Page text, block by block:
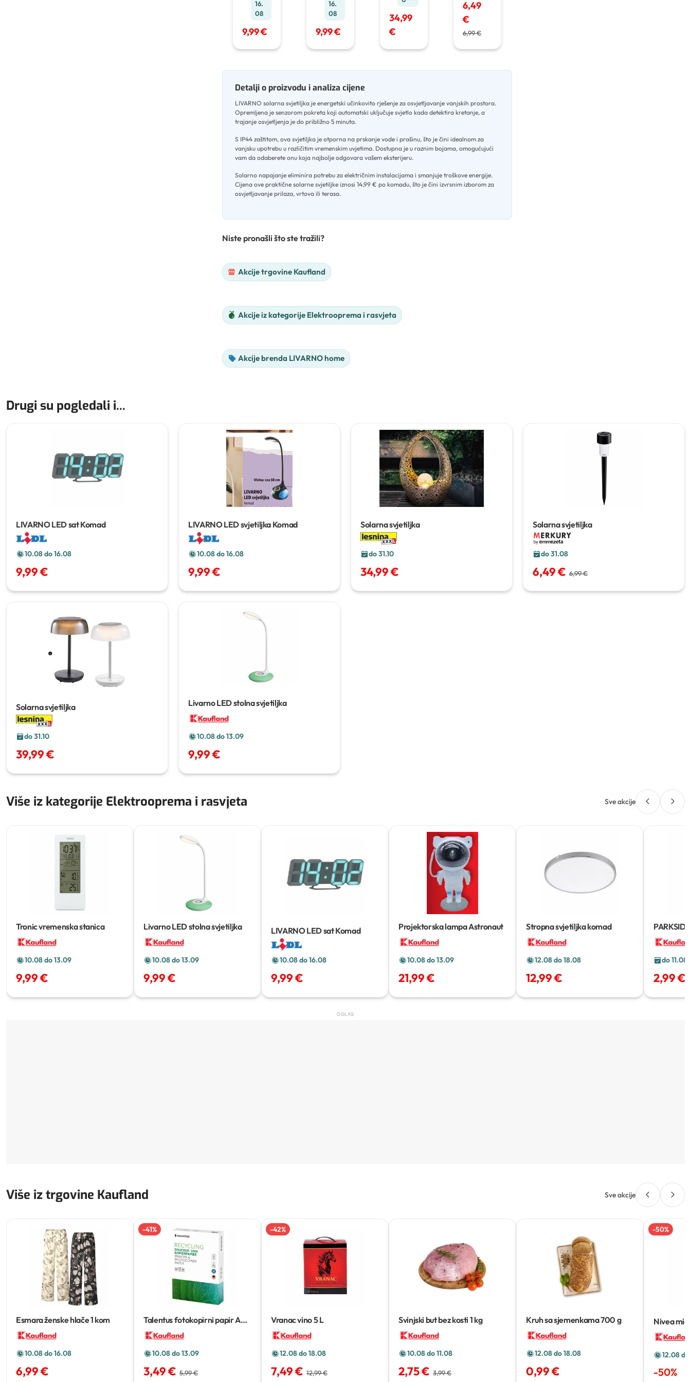
16.
08
9,99 €
16.
08
9,99 €
34,99
€
6,49
€
6,99 €
Detalji o proizvodu i analiza cijene
LIVARNO solarna svjetiljka je energetski učinkovito rješenje za osvjetljavanje vanjskih prostora.
Opremljena je senzorom pokreta koji automatski uključuje svjetlo kada detektira kretanje, a
trajanje osvjetljenja je do približno 5 minuta.
S IP44 zaštitom, ova svjetiljka je otporna na prskanje vode i prašinu, što je čini idealnom za
vanjsku upotrebu u različitim vremenskim uvjetima. Dostupna je u raznim bojama, omogućujući
vam da odaberete onu koja najbolje odgovara vašem eksterijeru.
Solarno napajanje eliminira potrebu za električnim instalacijama i smanjuje troškove energije.
Cijena ove praktične solarne svjetiljke iznosi 14,99 € po komadu, što je čini izvrsnim izborom za
osvjetljavanje prilaza, vrtova ili terasa.
Niste pronašli što ste tražili?
Akcije trgovine Kaufland
Akcije iz kategorije Elektrooprema i rasvjeta
Akcije brenda LIVARNO home
Drugi su pogledali i...
LIVARNO LED satKomad
10.08 do 16.08
9,99 €
LIVARNO LED svjetiljka Komad
10.08 do 16.08
9,99 €
Solarna svjetiljka
do 31.10
34,99 €
Solarna svjetiljka
do 31.08
6,49 € 6,99 €
Solarna svjetiljka
do 31.10
39,99 €
Livarno LED stolna svjetiljka
10.08 do 13.09
9,99 €
Više iz kategorije Elektrooprema i rasvjeta Sve akcije
Tronic vremenska stanica
10.08 do 13.09
9,99 €
Livarno LED stolna svjetiljka
10.08 do 13.09
9,99 €
LIVARNO LED satKomad
10.08 do 16.08
9,99 €
Projektorska lampa Astronaut
10.08 do 13.09
21,99 €
Stropna svjetiljkakomad
12.08 do 18.08
12,99 €
komada
do 11.08
2,99 €
OGLAS
Više iz trgovine Kaufland Sve akcije
Esmara ženske hlače1 kom
10.08 do 16.08
6,99 €
-41%
Talentus fotokopirni papirA4,
500 listova, 80 g/m2
10.08 do 13.09
3,49 € 5,99 €
-42%
Vranac vino5 L
12.08 do 18.08
7,49 € 12,99 €
Svinjski but bez kosti 1 kg
10.08 do 11.08
2,75 € 3,99 €
Kruh sa sjemenkama700 g
12.08 do 18.08
0,99 €
-50%
Nivea
12.08
-50%